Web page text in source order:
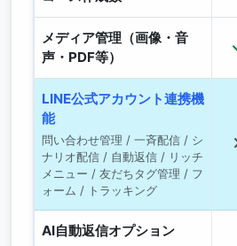
メディア管理（画像・音
声・PDF等）
LINE公式アカウント連携機
能
問い合わせ管理 / 一斉配信 / シ
ナリオ配信 / 自動返信 / リッチ
メニュー / 友だちタグ管理 / フ
ォーム / トラッキング
AI自動返信オプション